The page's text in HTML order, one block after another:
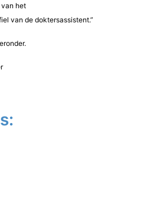
het
van de doktersassistent.”